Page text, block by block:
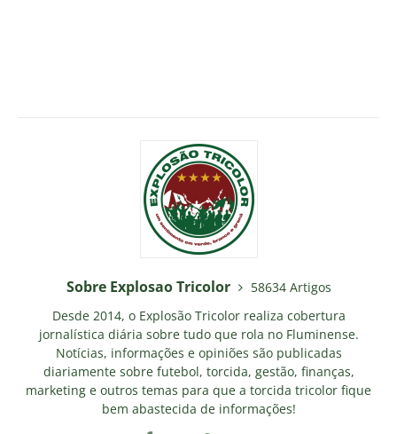
Sobre Explosao Tricolor
58634 Artigos
Desde 2014, o Explosão Tricolor realiza cobertura
jornalística diária sobre tudo que rola no Fluminense.
Notícias, informações e opiniões são publicadas
diariamente sobre futebol, torcida, gestão, finanças,
marketing e outros temas para que a torcida tricolor fique
bem abastecida de informações!